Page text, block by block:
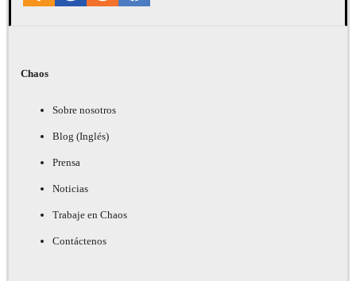
Chaos
Sobre nosotros
Blog (Inglés)
Prensa
Noticias
Trabaje en Chaos
Contáctenos